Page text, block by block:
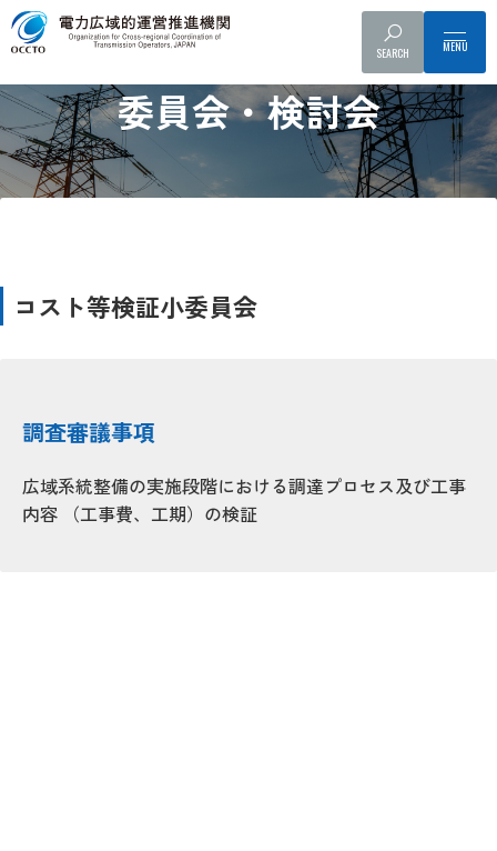
SEARCH
委員会・検討会
コスト等検証小委員会
調査審議事項
広域系統整備の実施段階における調達プロセス及び工事
内容 （工事費、工期）の検証